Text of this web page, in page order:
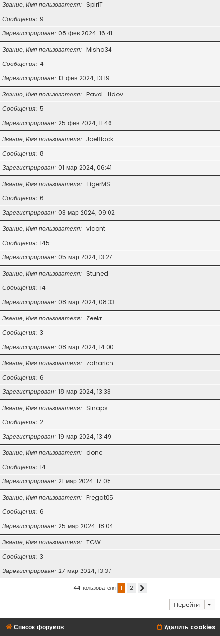
Звание, Имя пользователя
SpiriT
Сообщения 9
Зарегистрирован 08 фев 2024, 16:41
Звание, Имя пользователя
Misha34
Сообщения 4
Зарегистрирован 13 фев 2024, 13:19
Звание, Имя пользователя
Pavel_Lidov
Сообщения 5
Зарегистрирован 25 фев 2024, 11:46
Звание, Имя пользователя
JoeBlack
Сообщения 8
Зарегистрирован 01 мар 2024, 06:41
Звание, Имя пользователя
TigerMS
Сообщения 6
Зарегистрирован 03 мар 2024, 09:02
Звание, Имя пользователя
vicont
Сообщения 145
Зарегистрирован 05 мар 2024, 13:27
Звание, Имя пользователя
Stuned
Сообщения 14
Зарегистрирован 08 мар 2024, 08:33
Звание, Имя пользователя
Zeekr
Сообщения 3
Зарегистрирован 08 мар 2024, 14:00
Звание, Имя пользователя
zaharich
Сообщения 6
Зарегистрирован 18 мар 2024, 13:33
Звание, Имя пользователя
Sinaps
Сообщения 2
Зарегистрирован 19 мар 2024, 13:49
Звание, Имя пользователя
donc
Сообщения 14
Зарегистрирован 21 мар 2024, 17:08
Звание, Имя пользователя
Fregat05
Сообщения 6
Зарегистрирован 25 мар 2024, 18:04
Звание, Имя пользователя
TGW
Сообщения 3
Зарегистрирован 27 мар 2024, 13:37
44 пользователя 1 2
Перейти
Список форумов Удалить cookies